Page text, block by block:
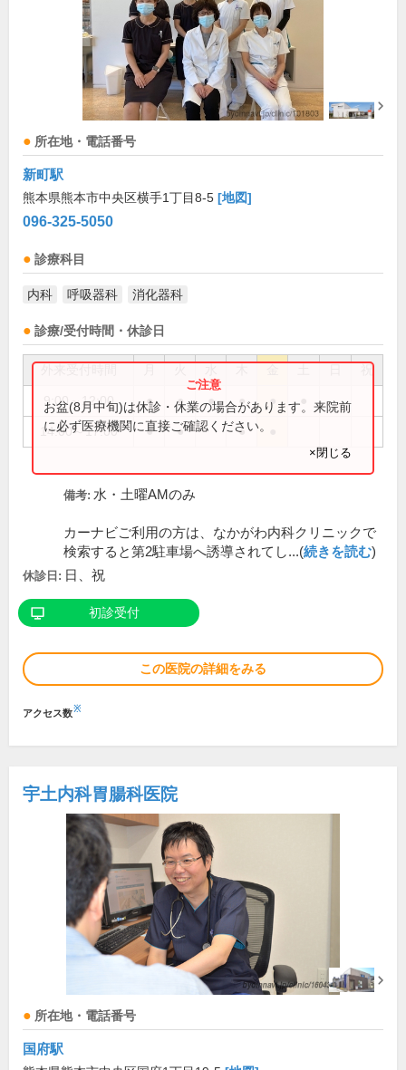
所在地・電話番号
新町駅
熊本県熊本市中央区横手1丁目8-5 [地図]
096-325-5050
診療科目
内科 呼吸器科 消化器科
診療/受付時間・休診日
祝
9:00～12:00 ● ● ● ● ●
14:00～17:00 ● ● ●
お盆(8月中旬)は休診・休業の場合があります。来院前
に必ず医療機関に直接ご確認ください。
×閉じる
備考: 水・土曜AMのみ
カーナビご利用の方は、なかがわ内科クリニックで
検索すると第2駐車場へ誘導されてし...(続きを読む)
休診日: 日、祝
初診受付
この医院の詳細をみる
アクセス数※
宇土内科胃腸科医院
所在地・電話番号
国府駅